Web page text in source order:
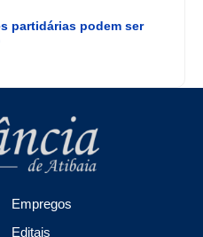
partidárias podem ser
Empregos
Editais